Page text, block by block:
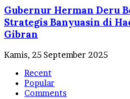
Gubernur Herman Deru
Strategis Banyuasin di
Gibran
Kamis, 25 September 2025
Recent
Popular
Comments